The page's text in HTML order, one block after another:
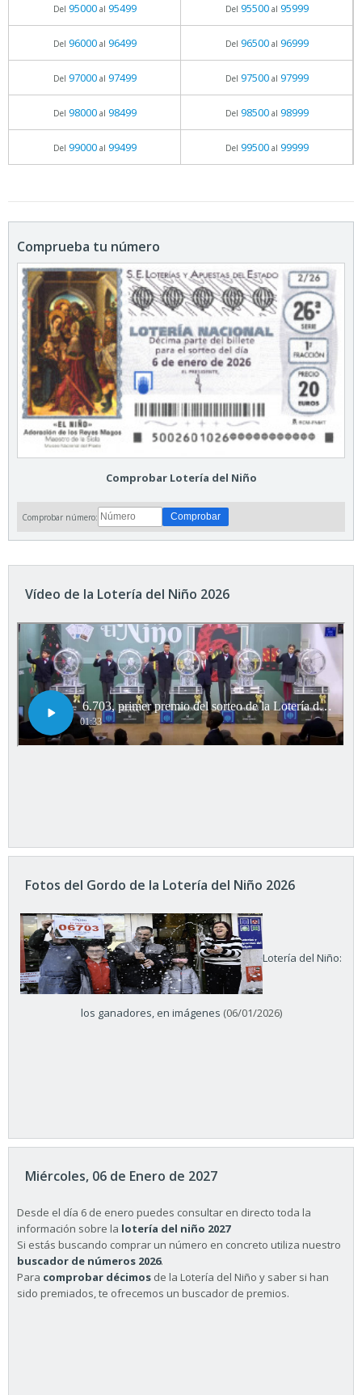
Del 95000al 95499 Del 95500al 95999
Del 96000al 96499 Del 96500al 96999
Del 97000al 97499 Del 97500al 97999
Del 98000al 98499 Del 98500al 98999
Del 99000al 99499 Del 99500al 99999
Comprueba tu número
Comprobar Lotería del Niño
Comprobar número:
Vídeo de la Lotería del Niño 2026
Fotos del Gordo de la Lotería del Niño 2026
Lotería del Niño:
los ganadores, en imágenes (06/01/2026)
Miércoles, 06 de Enero de 2027
Desde el día 6 de enero puedes consultar en directo toda la
información sobre la lotería del niño 2027
Si estás buscando comprar un número en concreto utiliza nuestro
buscador de números 2026.
Para comprobar décimos de la Lotería del Niño y saber si han
sido premiados, te ofrecemos un buscador de premios.